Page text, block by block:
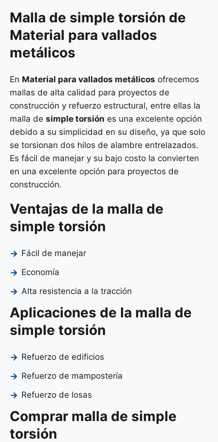
Malla de simple torsión de
Material para vallados
metálicos
En Material para vallados metálicos ofrecemos
mallas de alta calidad para proyectos de
construcción y refuerzo estructural, entre ellas la
malla de simple torsión es una excelente opción
debido a su simplicidad en su diseño, ya que solo
se torsionan dos hilos de alambre entrelazados.
Es fácil de manejar y su bajo costo la convierten
en una excelente opción para proyectos de
construcción.
Ventajas de la malla de
simple torsión
Fácil de manejar
Economía
Alta resistencia a la tracción
Aplicaciones de la malla de
simple torsión
Refuerzo de edificios
Refuerzo de mampostería
Refuerzo de losas
Comprar malla de simple
torsión